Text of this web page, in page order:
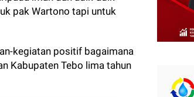
pak Wartono tapi untuk
kegiatan positif bagaimana
Kabupaten Tebo lima tahun